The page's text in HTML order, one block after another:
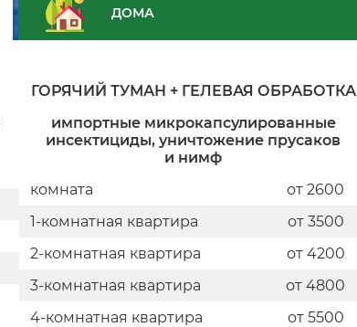
ДОМА
ГОРЯЧИЙ ТУМАН + ГЕЛЕВАЯ ОБРАБОТКА
импортные микрокапсулированные
инсектициды, уничтожение прусаков
и нимф
комната
от 2600
1-комнатная квартира
от 3500
2-комнатная квартира
от 4200
3-комнатная квартира
от 4800
4-комнатная квартира
от 5500